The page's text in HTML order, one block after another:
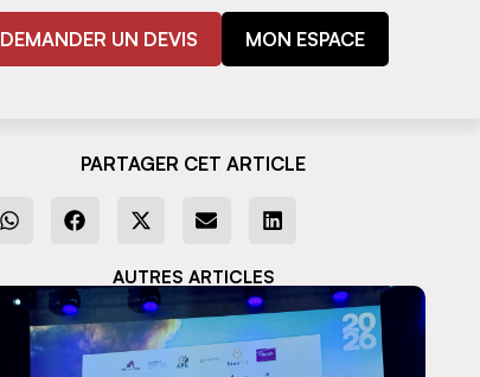
DEMANDER UN DEVIS MON ESPACE
PARTAGER CET ARTICLE
AUTRES ARTICLES